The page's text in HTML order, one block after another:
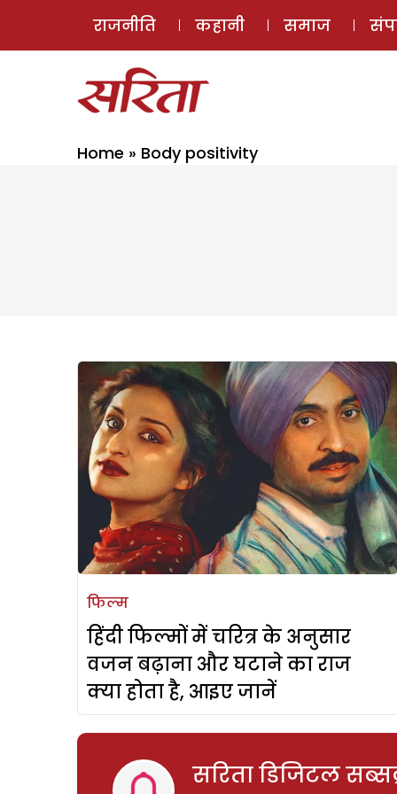
राजनीति कहानी समाज
Home » Body positivity
फिल्म
हिंदी फिल्मों में चरित्र के अनुसार
वजन बढ़ाना और घटाने का राज
क्या होता है, आइए जानें
सरिता डिजिटल